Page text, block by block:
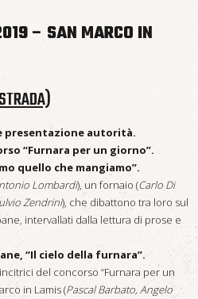
– SAN MARCO IN
presentazione autorità.
“Furnara per un giorno”.
quello che mangiamo”.
Lombardi), un fornaio (Carlo Di
Zendrini), che dibattono tra loro sul
intervallati dalla lettura di prose e
“Il cielo della furnara”.
del concorso “Furnara per un
in Lamis (Pascal Barbato, Angelo